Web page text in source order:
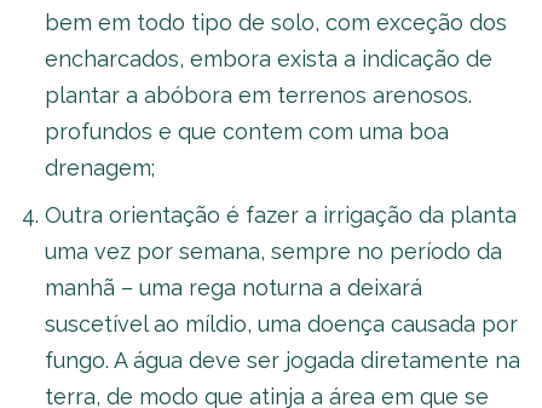
bem em todo tipo de solo, com exceção dos
encharcados, embora exista a indicação de
plantar a abóbora em terrenos arenosos.
profundos e que contem com uma boa
drenagem;
Outra orientação é fazer a irrigação da planta
uma vez por semana, sempre no período da
manhã – uma rega noturna a deixará
suscetível ao míldio, uma doença causada por
fungo. A água deve ser jogada diretamente na
terra, de modo que atinja a área em que se